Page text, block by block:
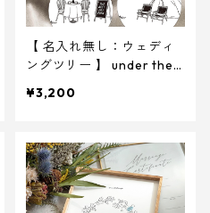
【 名入れ無し：ウェディ
ングツリー 】 under the t
結婚式 ウェディング
¥3,200